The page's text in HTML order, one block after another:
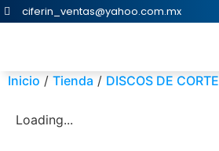
ciferin_ventas@yahoo.com.mx
Inicio / Tienda / DISCOS DE
Loading...